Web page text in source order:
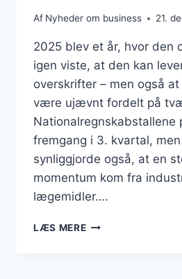
Af Nyheder om business 21.
2025 blev et år, hvor den
igen viste, at den kan
overskrifter – men også
være ujævnt fordelt på
Nationalregnskabstallene
fremgang i 3. kvartal,
synliggjorde også, at en
momentum kom fra
lægemidler….
LÆS MEREDANSK